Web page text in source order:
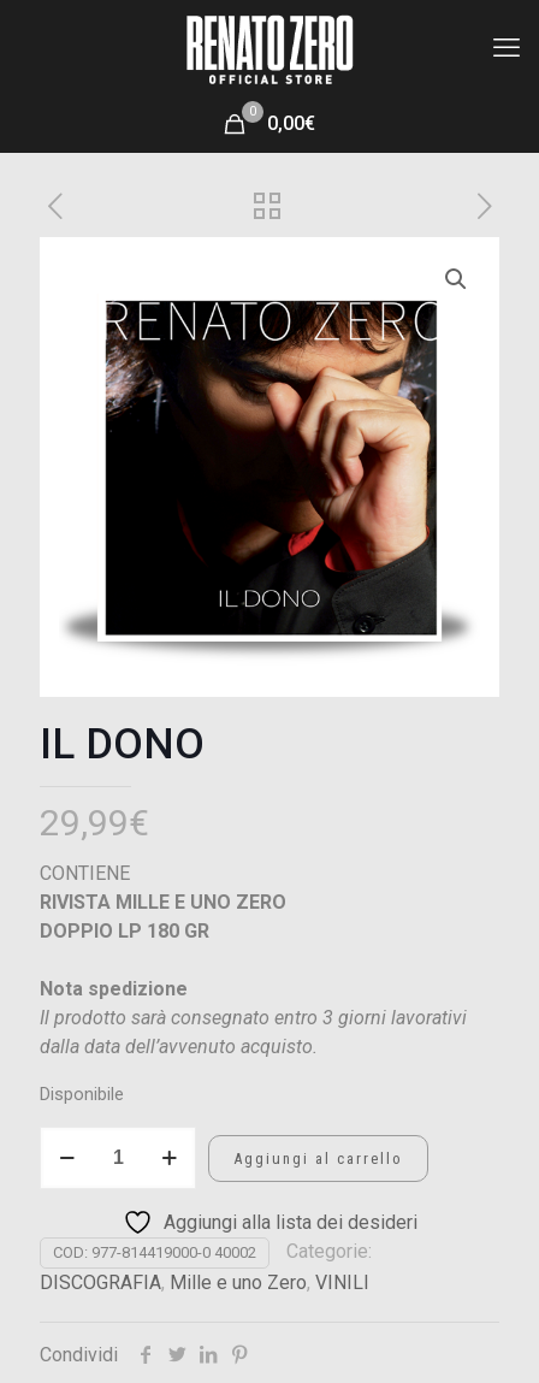
0
0,00€
IL DONO
29,99€
CONTIENE
RIVISTA MILLE E UNO ZERO
DOPPIO LP 180 GR
Nota spedizione
Il prodotto sarà consegnato entro 3 giorni lavorativi
dalla data dell’avvenuto acquisto.
Disponibile
Aggiungi al carrello
Aggiungi alla lista dei desideri
COD: 977-814419000-0 40002
Categorie:
DISCOGRAFIA, Mille e uno Zero, VINILI
Condividi